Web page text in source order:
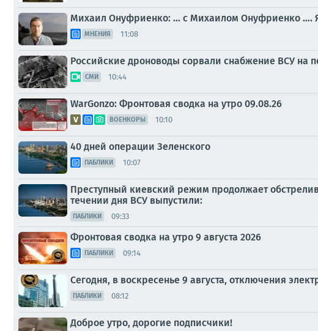
Михаил Онуфриенко: … с Михаилом Онуфриенко ….
МНЕНИЯ 11:08
Российские дроноводы сорвали снабжение ВСУ на
СМИ 10:44
WarGonzo: Фронтовая сводка на утро 09.08.26
ВОЕНКОРЫ 10:10
40 дней операции Зеленского
ПАБЛИКИ 10:07
Преступный киевский режим продолжает
течении дня ВСУ выпустили:
ПАБЛИКИ 09:33
Фронтовая сводка на утро 9 августа 2026
ПАБЛИКИ 09:14
Сегодня, в воскресенье 9 августа, отключения
ПАБЛИКИ 08:12
Доброе утро, дорогие подписчики!